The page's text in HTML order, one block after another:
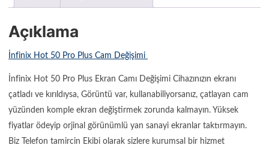
Açıklama
İnfinix Hot 50 Pro Plus Cam Değişimi
İnfinix Hot 50 Pro Plus Ekran Camı Değişimi Cihazınızın ekranı
çatladı ve kırıldıysa, Görüntü var, kullanabiliyorsanız, çatlayan cam
yüzünden komple ekran değiştirmek zorunda kalmayın. Yüksek
fiyatlar ödeyip orjinal görünümlü yan sanayi ekranlar taktırmayın.
Biz Telefon tamircin Ekibi olarak sizlere kurumsal bir hizmet